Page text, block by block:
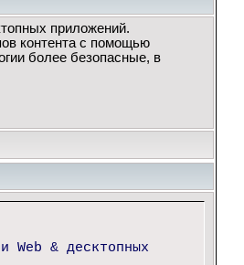
приложений.
контента с помощью
более безопасные, в
Web & десктопных